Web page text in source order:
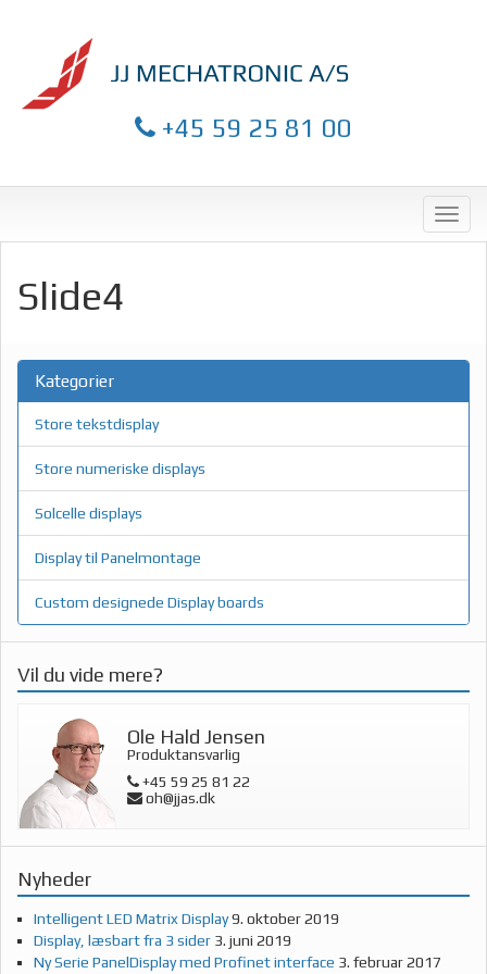
+45 59 25 81 00
Slide4
Kategorier
Store tekstdisplay
Store numeriske displays
Solcelle displays
Display til Panelmontage
Custom designede Display boards
Vil du vide mere?
Ole Hald Jensen
Produktansvarlig
+45 59 25 81 22
oh@jjas.dk
Nyheder
Intelligent LED Matrix Display9. oktober 2019
Display, læsbart fra 3 sider 3. juni 2019
Ny Serie PanelDisplay med Profinet interface 3. februar 2017